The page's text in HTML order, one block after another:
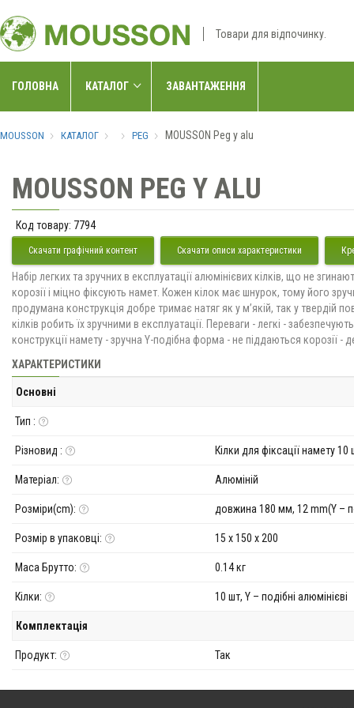
Товари для відпочинку.
ГОЛОВНА КАТАЛОГ ЗАВАНТАЖЕННЯ
MOUSSON КАТАЛОГ PEG MOUSSON Peg y alu
MOUSSON PEG Y ALU
Код товару: 7794
Скачати графічний контент Скачати описи характеристики
Набір легких та зручних в експлуатації алюмінієвих кілків, що не
корозії і міцно фіксують намет. Кожен кілок має шнурок, тому його
продумана конструкція добре тримає натяг як у м’якій, так у твердій
кілків робить їх зручними в експлуатації. Переваги - легкі -
конструкції намету - зручна Y-подібна форма - не піддаються корозії -
ХАРАКТЕРИСТИКИ
Основні
Тип :
Різновид : Кілки для фіксації намету 10
Матеріал: Алюміній
Розміри(cm): довжина 180 мм, 12 mm(Y –
Розмір в упаковці: 15 х 150 х 200
Маса Брутто: 0.14 кг
Кілки: 10 шт, Y – подібні алюмінієві
Комплектація
Продукт: Так